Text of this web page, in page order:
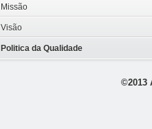
Missão
Visão
Politica da Qualidade
©2013